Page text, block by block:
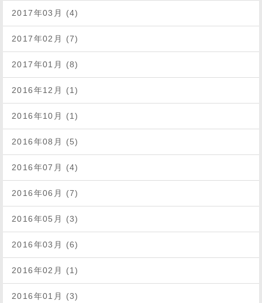
2017年03月 (4)
2017年02月 (7)
2017年01月 (8)
2016年12月 (1)
2016年10月 (1)
2016年08月 (5)
2016年07月 (4)
2016年06月 (7)
2016年05月 (3)
2016年03月 (6)
2016年02月 (1)
2016年01月 (3)